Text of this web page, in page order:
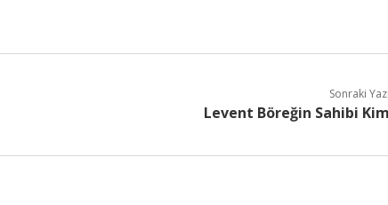
Sonraki
Levent Böreğin Sahibi